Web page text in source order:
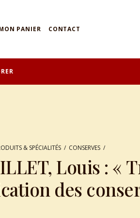
PANIER CONTACT
& SPÉCIALITÉS / CONSERVES /
Louis : «
des